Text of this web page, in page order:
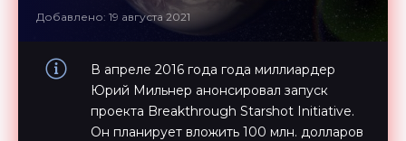
Добавлено: 19 августа 2021
В апреле 2016 года года миллиардер
Юрий Мильнер анонсировал запуск
проекта Breakthrough Starshot Initiative.
Он планирует вложить 100 млн. долларов